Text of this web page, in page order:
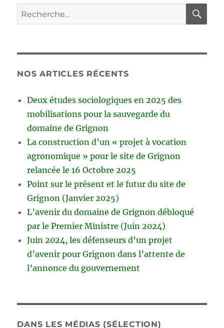
Recherche
pour :
NOS ARTICLES RÉCENTS
Deux études sociologiques en 2025 des
mobilisations pour la sauvegarde du
domaine de Grignon
La construction d’un « projet à vocation
agronomique » pour le site de Grignon
relancée le 16 Octobre 2025
Point sur le présent et le futur du site de
Grignon (Janvier 2025)
L’avenir du domaine de Grignon débloqué
par le Premier Ministre (Juin 2024)
Juin 2024, les défenseurs d’un projet
d’avenir pour Grignon dans l’attente de
l’annonce du gouvernement
DANS LES MÉDIAS (SÉLECTION)